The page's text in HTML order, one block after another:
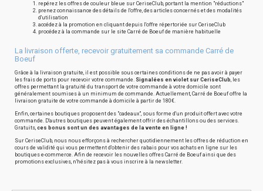
repérez les offres de couleur bleue sur CeriseClub, portant la mention "réductions"
prenez connaissance des détails de l'offre, des articles concernés et des modalités
d'utilisation
accédez à la promotion en cliquant depuis l'offre répertoriée sur CeriseClub
procédez à la commande sur le site Carré de Boeuf de manière habituelle
La livraison offerte, recevoir gratuitement sa commande Carré de
Boeuf
Grâce à la livraison gratuite, il est possible sous certaines conditions de ne pas avoir à payer
les frais de ports pour recevoir votre commande. Signalées en violet sur CeriseClub, les
offres permettant la gratuité du transport de votre commande à votre domicile sont
généralement soumises à un minimum de commande. Actuellement, Carré de Boeuf offre la
livraison gratuite de votre commande à domicile à partir de 180€.
Enfin, certaines boutiques proposent des "cadeaux", sous forme d'un produit offert avec votre
commande. D'autres boutiques peuvent également offrir des échantillons ou des services.
Gratuits, ces bonus sont un des avantages de la vente en ligne !
Sur CeriseClub, nous nous efforçons à rechercher quotidiennement les offres de réduction en
cours de validité qui vous permettent d'obtenir des rabais pour vos achats en ligne sur les
boutiques e-commerce. Afin de recevoir les nouvelles offres Carré de Boeuf ainsi que des
promotions exclusives, n'hésitez pas à vous inscrire à la newsletter.